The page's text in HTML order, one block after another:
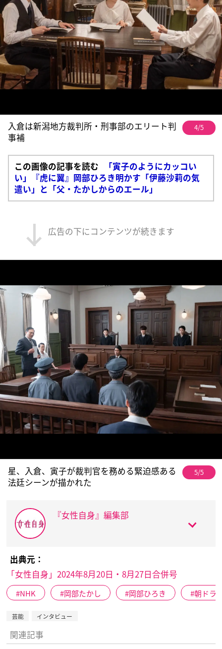
入倉は新潟地方裁判所・刑事部のエリート判
事補
4/5
この画像の記事を読む
「寅子のようにカッコい
い」『虎に翼』岡部ひろき明かす「伊藤沙莉の気
遣い」と「父・たかしからのエール」
広告の下にコンテンツが続きます
星、入倉、寅子が裁判官を務める緊迫感ある
法廷シーンが描かれた
5/5
『女性自身』編集部
出典元：
「女性自身」2024年8月20日・8月27日合併号
NHK 岡部たかし 岡部ひろき 朝ドラ
芸能 インタビュー
関連記事